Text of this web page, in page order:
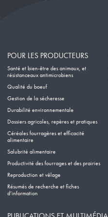
POUR LES PRODUCTEURS
Santé et bien-être des animaux, et
résistanceaux antimicrobiens
Qualité du boeuf
Gestion de la sécheresse
Durabilité environnementale
Dossiers agricoles, repères et pratiques
Céréales fourragères et efficacité
alimentaire
Salubrité alimentaire
Productivité des fourrages et des prairies
Reproduction et vêlage
Résumés de recherche et fiches
d’information